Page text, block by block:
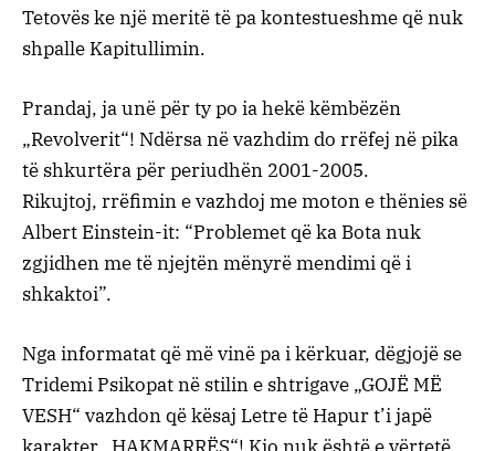
Tetovës ke një meritë të pa kontestueshme që nuk
shpalle Kapitullimin.
Prandaj, ja unë për ty po ia hekë këmbëzën
„Revolverit“! Ndërsa në vazhdim do rrëfej në pika
të shkurtëra për periudhën 2001-2005.
Rikujtoj, rrëfimin e vazhdoj me moton e thënies së
Albert Einstein-it: “Problemet që ka Bota nuk
zgjidhen me të njejtën mënyrë mendimi që i
shkaktoi”.
Nga informatat që më vinë pa i kërkuar, dëgjojë se
Tridemi Psikopat në stilin e shtrigave „GOJË MË
VESH“ vazhdon që kësaj Letre të Hapur t’i japë